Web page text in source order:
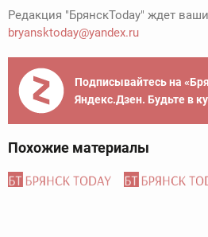
Редакция "БрянскToday" ждет
bryansktoday@yandex.ru
Подписывайтесь на
Яндекс.Дзен. Будьте в
Похожие материалы